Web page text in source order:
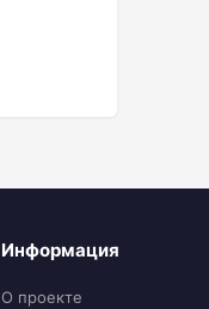
Информация
О проекте